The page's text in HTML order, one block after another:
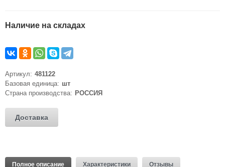
Наличие на складах
Артикул: 481122
Базовая единица: шт
Страна производства: РОССИЯ
Доставка
Полное описание Характеристики Отзывы